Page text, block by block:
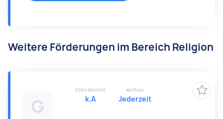
Weitere Förderungen im Bereich Religion
G
FÖRDERHÖHE
k.A
ANTRAG
Jederzeit